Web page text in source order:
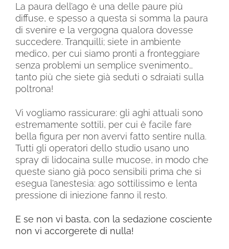
La paura dell’ago è una delle paure più
diffuse, e spesso a questa si somma la paura
di svenire e la vergogna qualora dovesse
succedere. Tranquilli; siete in ambiente
medico, per cui siamo pronti a fronteggiare
senza problemi un semplice svenimento…
tanto più che siete già seduti o sdraiati sulla
poltrona!
Vi vogliamo rassicurare: gli aghi attuali sono
estremamente sottili, per cui è facile fare
bella figura per non avervi fatto sentire nulla.
Tutti gli operatori dello studio usano uno
spray di lidocaina sulle mucose, in modo che
queste siano già poco sensibili prima che si
esegua l’anestesia: ago sottilissimo e lenta
pressione di iniezione fanno il resto.
E se non vi basta, con la sedazione cosciente
non vi accorgerete di nulla!